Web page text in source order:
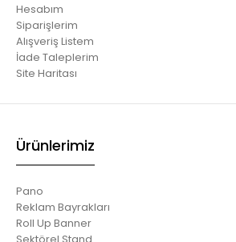
Hesabım
Siparişlerim
Alışveriş Listem
İade Taleplerim
Site Haritası
Ürünlerimiz
Pano
Reklam Bayrakları
Roll Up Banner
Sektörel Stand